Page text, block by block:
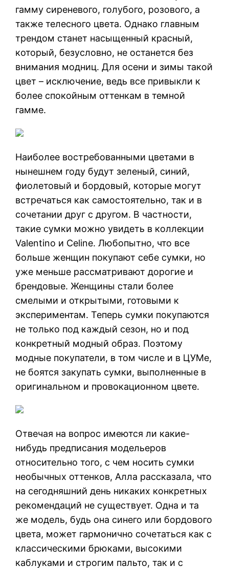
гамму сиреневого, голубого, розового, а
также телесного цвета. Однако главным
трендом станет насыщенный красный,
который, безусловно, не останется без
внимания модниц. Для осени и зимы такой
цвет – исключение, ведь все привыкли к
более спокойным оттенкам в темной
гамме.
Наиболее востребованными цветами в
нынешнем году будут зеленый, синий,
фиолетовый и бордовый, которые могут
встречаться как самостоятельно, так и в
сочетании друг с другом. В частности,
такие сумки можно увидеть в коллекции
Valentino и Celine. Любопытно, что все
больше женщин покупают себе сумки, но
уже меньше рассматривают дорогие и
брендовые. Женщины стали более
смелыми и открытыми, готовыми к
экспериментам. Теперь сумки покупаются
не только под каждый сезон, но и под
конкретный модный образ. Поэтому
модные покупатели, в том числе и в ЦУМе,
не боятся закупать сумки, выполненные в
оригинальном и провокационном цвете.
Отвечая на вопрос имеются ли какие-
нибудь предписания модельеров
относительно того, с чем носить сумки
необычных оттенков, Алла рассказала, что
на сегодняшний день никаких конкретных
рекомендаций не существует. Одна и та
же модель, будь она синего или бордового
цвета, может гармонично сочетаться как с
классическими брюками, высокими
каблуками и строгим пальто, так и с